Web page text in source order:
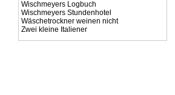
Wischmeyers Logbuch
Wischmeyers Stundenhotel
Wäschetrockner weinen nicht
Zwei kleine Italiener